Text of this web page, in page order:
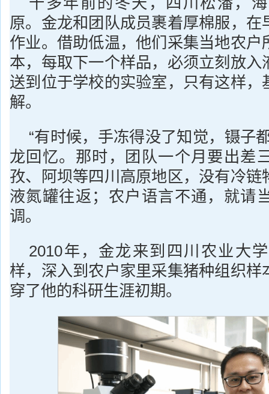
原。金龙和团队成员裹着厚棉服，在
作业。借助低温，他们采集当地农户
本，每取下一个样品，必须立刻放入
送到位于学校的实验室，只有这样，
解。
“有时候，手冻得没了知觉，镊子
龙回忆。那时，团队一个月要出差
孜、阿坝等四川高原地区，没有冷链
液氮罐往返；农户语言不通，就请
调。
2010年，金龙来到四川农业大
样，深入到农户家里采集猪种组织样
穿了他的科研生涯初期。